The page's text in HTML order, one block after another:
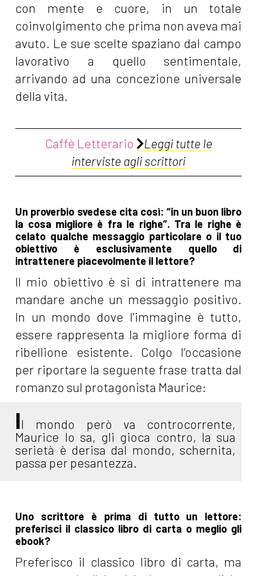
con mente e cuore, in un totale
coinvolgimento che prima non aveva mai
avuto. Le sue scelte spaziano dal campo
lavorativo a quello sentimentale,
arrivando ad una concezione universale
della vita.
Caffè Letterario
Leggi tutte le
interviste agli scrittori
Un proverbio svedese cita così: “in un buon libro
la cosa migliore è fra le righe”. Tra le righe è
celato qualche messaggio particolare o il tuo
obiettivo è esclusivamente quello di
intrattenere piacevolmente il lettore?
Il mio obiettivo è si di intrattenere ma
mandare anche un messaggio positivo.
In un mondo dove l’immagine è tutto,
essere rappresenta la migliore forma di
ribellione esistente. Colgo l’occasione
per riportare la seguente frase tratta dal
romanzo sul protagonista Maurice:
Il mondo però va controcorrente,
Maurice lo sa, gli gioca contro, la sua
serietà è derisa dal mondo, schernita,
passa per pesantezza.
Uno scrittore è prima di tutto un lettore:
preferisci il classico libro di carta o meglio gli
ebook?
Preferisco il classico libro di carta, ma